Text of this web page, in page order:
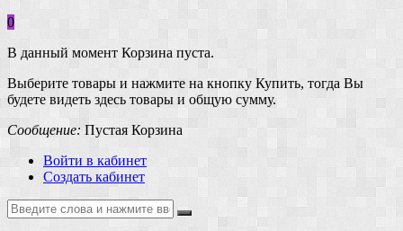
0
В данный момент Корзина пуста.
Выберите товары и нажмите на кнопку Купить, тогда Вы
будете видеть здесь товары и общую сумму.
Сообщение: Пустая Корзина
Войти в кабинет
Создать кабинет